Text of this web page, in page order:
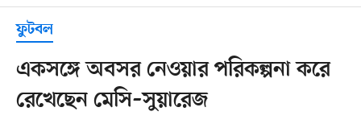
ফুটবল
একসঙ্গে অবসর নেওয়ার পরিকল্পনা করে
রেখেছেন মেসি–সুয়ারেজ